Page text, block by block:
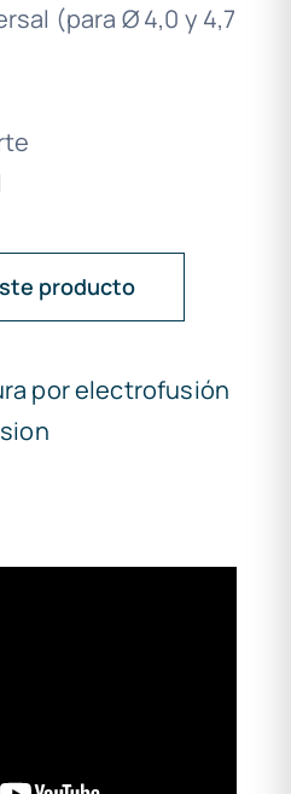
(para Ø 4,0 y 4,7
producto
por electrofusión